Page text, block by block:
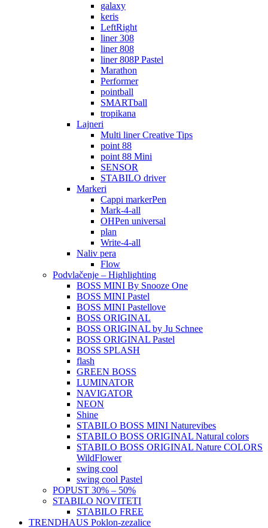
galaxy
keris
LeftRight
liner 308
liner 808
liner 808P Pastel
Marathon
Performer
pointball
SMARTball
tropikana
Lajneri
Multi liner Creative Tips
point 88
point 88 Mini
SENSOR
STABILO driver
Markeri
Cappi markerPen
Mark-4-all
OHPen universal
plan
Write-4-all
Naliv pera
Flow
Podvlačenje – Highlighting
BOSS MINI By Snooze One
BOSS MINI Pastel
BOSS MINI Pastellove
BOSS ORIGINAL
BOSS ORIGINAL by Ju Schnee
BOSS ORIGINAL Pastel
BOSS SPLASH
flash
GREEN BOSS
LUMINATOR
NAVIGATOR
NEON
Shine
STABILO BOSS MINI Naturevibes
STABILO BOSS ORIGINAL Natural colors
STABILO BOSS ORIGINAL Nature COLORS
WildFlower
swing cool
swing cool Pastel
POPUST 30% – 50%
STABILO NOVITETI
STABILO FREE
TRENDHAUS Poklon-zezalice